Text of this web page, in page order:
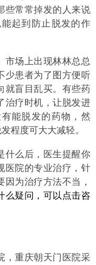
些常常掉发的人来说
起到防止脱发的作
场上出现林林总总
少患者为了图方便听
就盲目乱买。有些药
治疗时机，让脱发进
能脱发的药物，然
程度可大大减轻。
么后，医生提醒你
医院的专业治疗，针
为治疗方法不当，
么疑问，可以点击咨
重庆朝天门医院采